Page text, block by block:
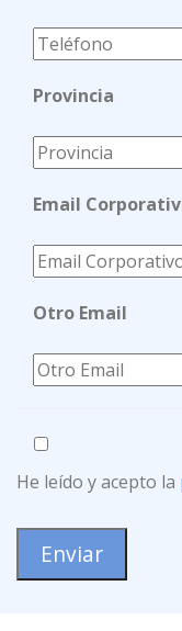
Provincia
Email
Otro Email
He leído y acepto la